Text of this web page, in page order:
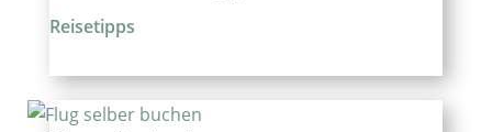
Reisetipps